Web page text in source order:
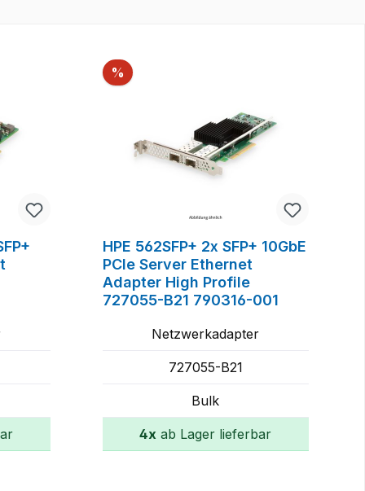
% Rabatt
HPE 562SFP+ 2x SFP+ 10GbE
PCIe Server Ethernet
Adapter High Profile
727055-B21 790316-001
Netzwerkadapter
727055-B21
Bulk
4x ab Lager lieferbar